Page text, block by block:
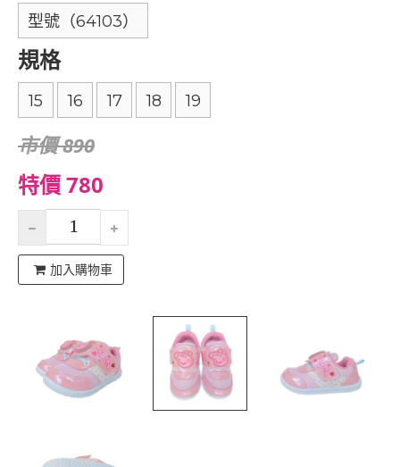
型號（64103）
規格
15 16 17 18 19
市價 890
特價 780
加入購物車